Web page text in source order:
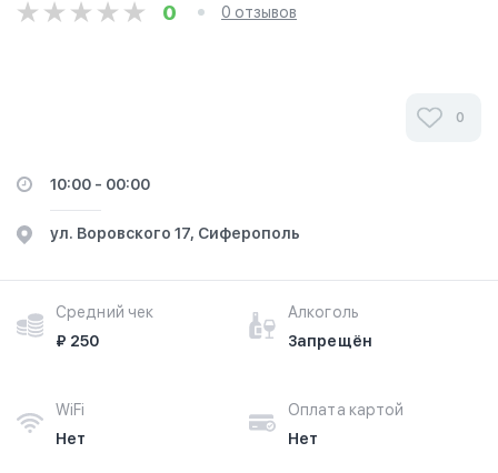
0 0 отзывов
0
10:00 - 00:00
ул. Воровского 17, Сиферополь
Средний чек
₽ 250
Алкоголь
Запрещён
WiFi
Нет
Оплата картой
Нет